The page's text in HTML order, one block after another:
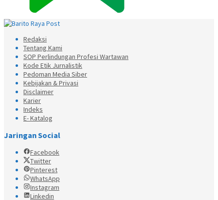
Redaksi
Tentang Kami
SOP Perlindungan Profesi Wartawan
Kode Etik Jurnalistik
Pedoman Media Siber
Kebijakan & Privasi
Disclaimer
Karier
Indeks
E- Katalog
Jaringan Social
Facebook
Twitter
Pinterest
WhatsApp
Instagram
Linkedin